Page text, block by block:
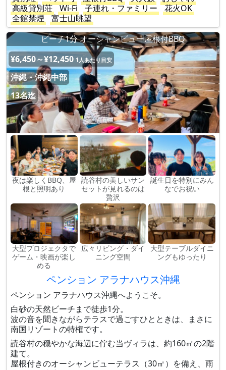
高級貸別荘
Wi-Fi 子連れ・ファミリー
花火OK
全館禁煙
富士山眺望
ビーチ1分 オーシャンビュー屋根付BBQ
¥6,450～¥12,450 1人あたり目安
沖縄・沖縄中部
13名迄
夜は楽しくBBQ、屋
根と照明あり
読谷村の美しいサン
セットが見れるのは
贅沢
誕生日を特別にみん
なでお祝い
大型プロジェクタで
ゲーム・映画が楽し
める
広々リビング・ダイ
ニング空間
大型テーブルダイニ
ングもゆったり
ペンション アラナハウス沖縄
ペンション アラナハウス沖縄へようこそ。
白砂の天然ビーチまで徒歩1分。
波の音を聞きながらテラスで過ごすひとときは、まさに
南国リゾートの特権です。
読谷村の穏やかな海辺に佇む当ヴィラは、約160㎡の2階
建て。
屋根付きのオーシャンビューテラス（30㎡）を備え、雨